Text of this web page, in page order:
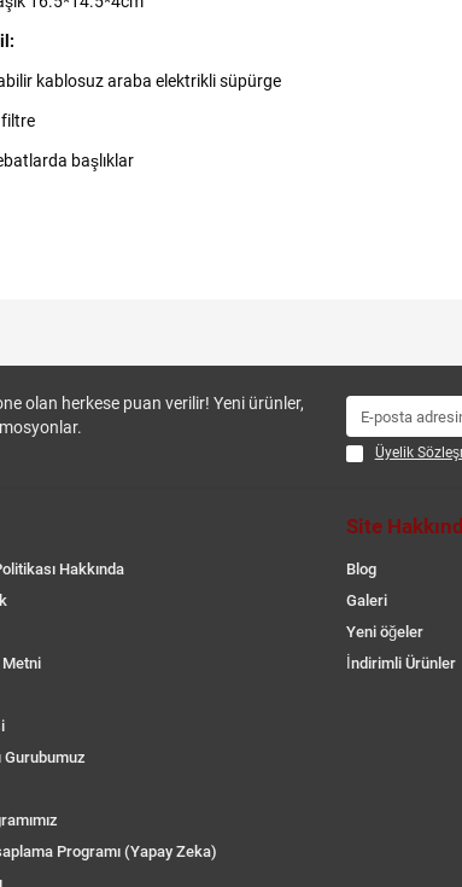
kablosuz araba elektrikli süpürge
filtre
başlıklar
olan herkese puan verilir! Yeni ürünler,
Üyelik
Hakkında
Metni
Gurubumuz
Programı (Yapay Zeka)
Site
Blog
Galeri
Yeni öğeler
İndirimli Ürünler